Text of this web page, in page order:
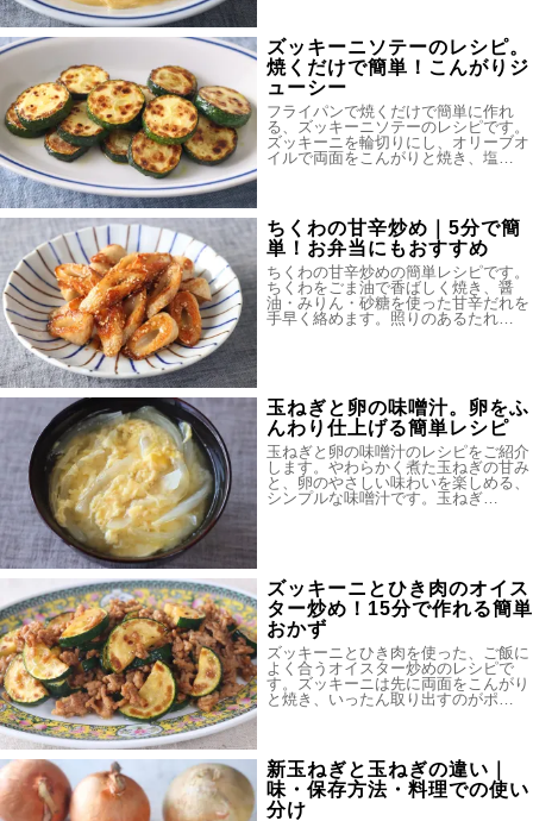
ズッキーニソテーのレシピ。
焼くだけで簡単！こんがりジ
ューシー
フライパンで焼くだけで簡単に作れ
る、ズッキーニソテーのレシピです。
ズッキーニを輪切りにし、オリーブオ
イルで両面をこんがりと焼き、塩…
ちくわの甘辛炒め｜5分で簡
単！お弁当にもおすすめ
ちくわの甘辛炒めの簡単レシピです。
ちくわをごま油で香ばしく焼き、醤
油・みりん・砂糖を使った甘辛だれを
手早く絡めます。照りのあるたれ…
玉ねぎと卵の味噌汁。卵をふ
んわり仕上げる簡単レシピ
玉ねぎと卵の味噌汁のレシピをご紹介
します。やわらかく煮た玉ねぎの甘み
と、卵のやさしい味わいを楽しめる、
シンプルな味噌汁です。玉ねぎ…
ズッキーニとひき肉のオイス
ター炒め！15分で作れる簡単
おかず
ズッキーニとひき肉を使った、ご飯に
よく合うオイスター炒めのレシピで
す。ズッキーニは先に両面をこんがり
と焼き、いったん取り出すのがポ…
新玉ねぎと玉ねぎの違い｜
味・保存方法・料理での使い
分け